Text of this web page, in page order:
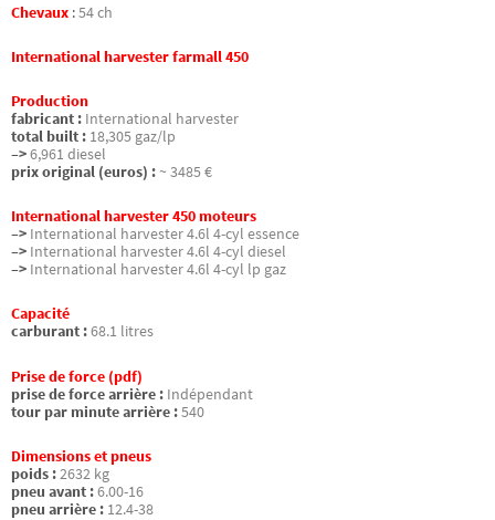
Chevaux :54 ch
International harvester farmall 450
Production
fabricant : International harvester
total built : 18,305 gaz/lp
–>6,961 diesel
prix original (euros) : ~ 3485 €
International harvester 450 moteurs
–> International harvester 4.6l 4-cyl essence
–> International harvester 4.6l 4-cyl diesel
–> International harvester 4.6l 4-cyl lp gaz
Capacité
carburant :68.1 litres
Prise de force (pdf)
prise de force arrière : Indépendant
tour par minute arrière :540
Dimensions et pneus
poids :2632 kg
pneu avant :6.00-16
pneu arrière : 12.4-38